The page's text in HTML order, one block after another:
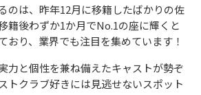
のは、昨年12月に移籍したばかりの佐
籍後わずか1か月でNo.1の座に輝くと
おり、業界でも注目を集めています！
力と個性を兼ね備えたキャストが勢ぞ
トクラブ好きには見逃せないスポット